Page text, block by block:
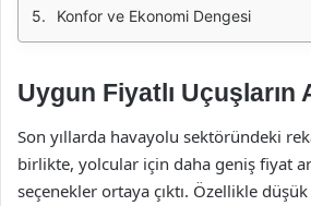
Konfor ve Ekonomi Dengesi
Uygun Fiyatlı Uçuşların
Son yıllarda havayolu sektöründeki
birlikte, yolcular için daha geniş fiyat
seçenekler ortaya çıktı. Özellikle